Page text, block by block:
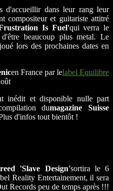
d'accueillir dans leur rang leur
compositeur et guitariste attitré
Is Fuel'qui verra le
beaucoup plus metal. Le
lors des prochaines dates en
en France par lelabel Equilibre
inédit et disponible nulle part
dumagazine Suisse
d'infos tout bientôt !
'Slave Design'sortira le 6
Reality Entertainement, il sera
Records peu de temps après !!!